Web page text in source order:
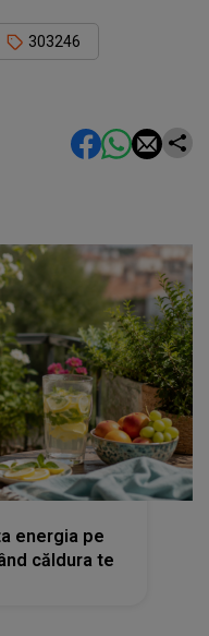
303246
energia pe
căldura te